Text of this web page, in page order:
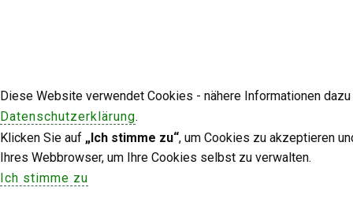
Diese Website verwendet Cookies - nähere Informationen
Datenschutzerklärung.
Klicken Sie auf „Ich stimme zu“, um Cookies zu akzeptieren
Ihres Webbrowser, um Ihre Cookies selbst zu verwalten.
Ich stimme zu